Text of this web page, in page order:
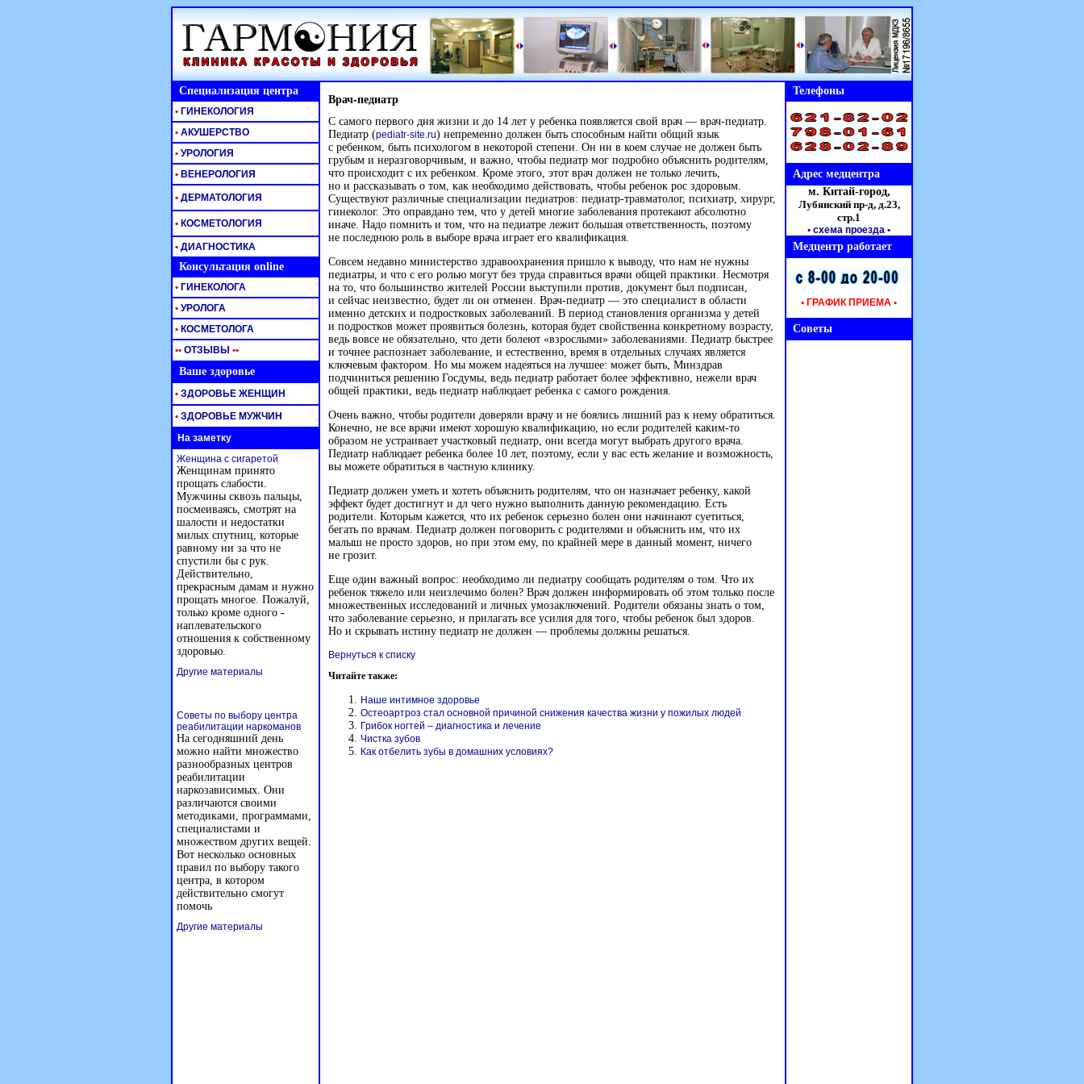
Специализация центра Врач-педиатр
С самого первого дня жизни и до 14 лет у ребенка появляется свой врач — врач-педиатр.
Педиатр (pediatr-site.ru) непременно должен быть способным найти общий язык
с ребенком, быть психологом в некоторой степени. Он ни в коем случае не должен быть
грубым и неразговорчивым, и важно, чтобы педиатр мог подробно объяснить родителям,
что происходит с их ребенком. Кроме этого, этот врач должен не только лечить,
но и рассказывать о том, как необходимо действовать, чтобы ребенок рос здоровым.
Существуют различные специализации педиатров: педиатр-травматолог, психиатр, хирург,
гинеколог. Это оправдано тем, что у детей многие заболевания протекают абсолютно
иначе. Надо помнить и том, что на педиатре лежит большая ответственность, поэтому
не последнюю роль в выборе врача играет его квалификация.
Совсем недавно министерство здравоохранения пришло к выводу, что нам не нужны
педиатры, и что с его ролью могут без труда справиться врачи общей практики. Несмотря
на то, что большинство жителей России выступили против, документ был подписан,
и сейчас неизвестно, будет ли он отменен. Врач-педиатр — это специалист в области
именно детских и подростковых заболеваний. В период становления организма у детей
и подростков может проявиться болезнь, которая будет свойственна конкретному возрасту,
ведь вовсе не обязательно, что дети болеют «взрослыми» заболеваниями. Педиатр быстрее
и точнее распознает заболевание, и естественно, время в отдельных случаях является
ключевым фактором. Но мы можем надеяться на лучшее: может быть, Минздрав
подчиниться решению Госдумы, ведь педиатр работает более эффективно, нежели врач
общей практики, ведь педиатр наблюдает ребенка с самого рождения.
Очень важно, чтобы родители доверяли врачу и не боялись лишний раз к нему обратиться.
Конечно, не все врачи имеют хорошую квалификацию, но если родителей каким-то
образом не устраивает участковый педиатр, они всегда могут выбрать другого врача.
Педиатр наблюдает ребенка более 10 лет, поэтому, если у вас есть желание и возможность,
вы можете обратиться в частную клинику.
Педиатр должен уметь и хотеть объяснить родителям, что он назначает ребенку, какой
эффект будет достигнут и дл чего нужно выполнить данную рекомендацию. Есть
родители. Которым кажется, что их ребенок серьезно болен они начинают суетиться,
бегать по врачам. Педиатр должен поговорить с родителями и объяснить им, что их
малыш не просто здоров, но при этом ему, по крайней мере в данный момент, ничего
не грозит.
Еще один важный вопрос: необходимо ли педиатру сообщать родителям о том. Что их
ребенок тяжело или неизлечимо болен? Врач должен информировать об этом только после
множественных исследований и личных умозаключений. Родители обязаны знать о том,
что заболевание серьезно, и прилагать все усилия для того, чтобы ребенок был здоров.
Но и скрывать истину педиатр не должен — проблемы должны решаться.
Вернуться к списку
Читайте также:
Наше интимное здоровье
Остеоартроз стал основной причиной снижения качества жизни у пожилых людей
Грибок ногтей – диагностика и лечение
Чистка зубов
Как отбелить зубы в домашних условиях?
Телефоны
• ГИНЕКОЛОГИЯ
• АКУШЕРСТВО
• УРОЛОГИЯ
• ВЕНЕРОЛОГИЯ Адрес медцентра
• ДЕРМАТОЛОГИЯ
м. Китай-город,
Лубянский пр-д, д.23,
стр.1
• схема проезда •
• КОСМЕТОЛОГИЯ
• ДИАГНОСТИКА
Медцентр работает
Консультация online
• ГРАФИК ПРИЕМА •
• ГИНЕКОЛОГА
• УРОЛОГА
• КОСМЕТОЛОГА Советы
•• ОТЗЫВЫ ••
Ваше здоровье
• ЗДОРОВЬЕ ЖЕНЩИН
• ЗДОРОВЬЕ МУЖЧИН
На заметку
Женщина с сигаретой
Женщинам принято
прощать слабости.
Мужчины сквозь пальцы,
посмеиваясь, смотрят на
шалости и недостатки
милых спутниц, которые
равному ни за что не
спустили бы с рук.
Действительно,
прекрасным дамам и нужно
прощать многое. Пожалуй,
только кроме одного -
наплевательского
отношения к собственному
здоровью.
Другие материалы
Советы по выбору центра
реабилитации наркоманов
На сегодняшний день
можно найти множество
разнообразных центров
реабилитации
наркозависимых. Они
различаются своими
методиками, программами,
специалистами и
множеством других вещей.
Вот несколько основных
правил по выбору такого
центра, в котором
действительно смогут
помочь
Другие материалы